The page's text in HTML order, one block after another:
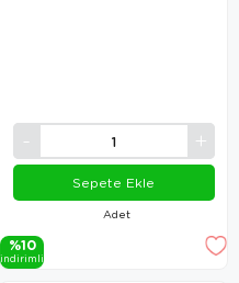
Adet
Sepete Ekle
%10
i̇ndi̇ri̇mli̇